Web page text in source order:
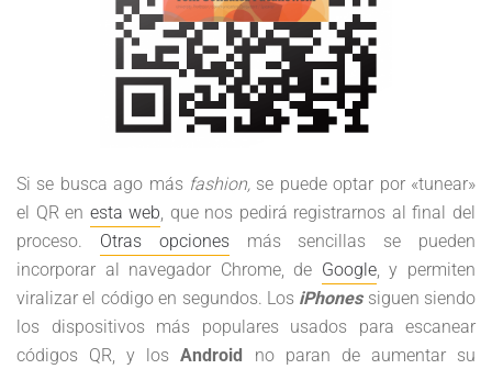
Si se busca ago más fashion, se puede optar por «tunear»
el QR en esta web, que nos pedirá registrarnos al final del
proceso. Otras opcionesmás sencillas se pueden
incorporar al navegador Chrome, de Google, y permiten
viralizar el código en segundos. Los iPhonessiguen siendo
los dispositivos más populares usados ​​para escanear
códigos QR, y losAndroid no paran de aumentar su